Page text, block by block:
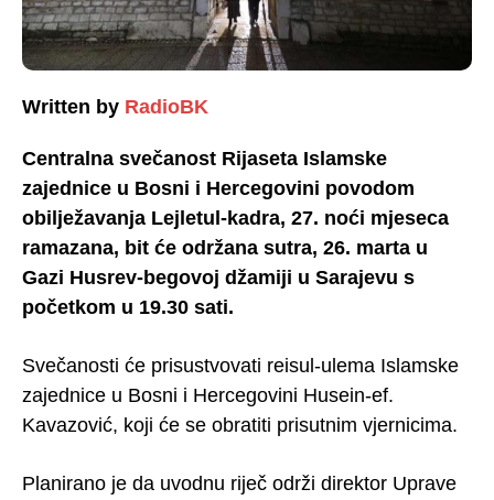
Written by RadioBK
Centralna svečanost Rijaseta Islamske
zajednice u Bosni i Hercegovini povodom
obilježavanja Lejletul-kadra, 27. noći mjeseca
ramazana, bit će održana sutra, 26. marta u
Gazi Husrev-begovoj džamiji u Sarajevu s
početkom u 19.30 sati.
Svečanosti će prisustvovati reisul-ulema Islamske
zajednice u Bosni i Hercegovini Husein-ef.
Kavazović, koji će se obratiti prisutnim vjernicima.
Planirano je da uvodnu riječ održi direktor Uprave